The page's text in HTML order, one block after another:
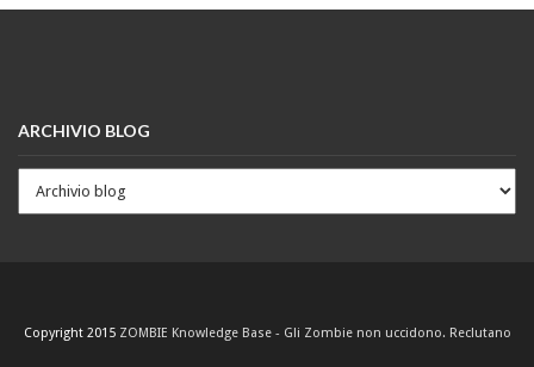
ARCHIVIO BLOG
Copyright 2015 ZOMBIE Knowledge Base - Gli Zombie non uccidono. Reclutano